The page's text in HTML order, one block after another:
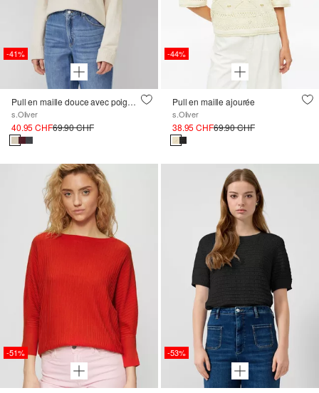
-41%
Pull en maille douce avec poignets
s.Oliver
40.95 CHF69.90 CHF
-44%
Pull en maille ajourée
s.Oliver
38.95 CHF69.90 CHF
-51% -53%